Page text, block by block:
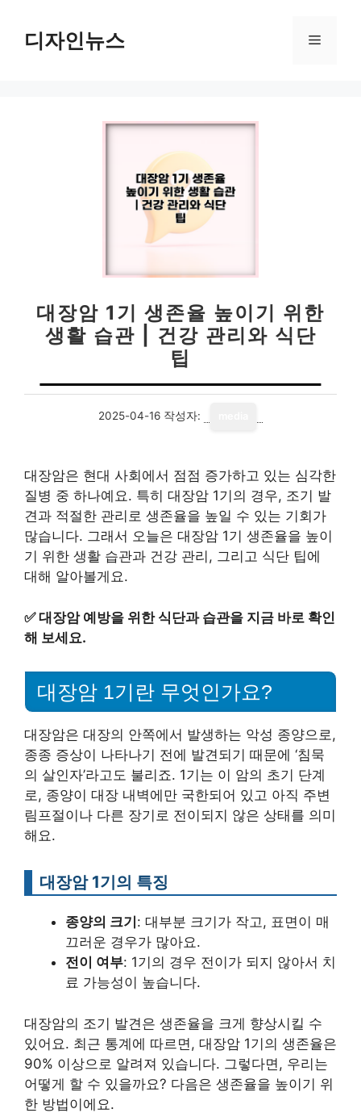
디자인뉴스 메
대장암 1기 생존율 높이기 위한
생활 습관 | 건강 관리와 식단
팁
2025-04-16 작성자:
대장암은 현대 사회에서 점점 증가하고 있는 심각한
질병 중 하나예요. 특히 대장암 1기의 경우, 조기 발
견과 적절한 관리로 생존율을 높일 수 있는 기회가
많습니다. 그래서 오늘은 대장암 1기 생존율을 높이
기 위한 생활 습관과 건강 관리, 그리고 식단 팁에
대해 알아볼게요.
✅대장암 예방을 위한 식단과 습관을 지금 바로 확인
해 보세요.
대장암 1기란 무엇인가요?
대장암은 대장의 안쪽에서 발생하는 악성 종양으로,
종종 증상이 나타나기 전에 발견되기 때문에 ‘침묵
의 살인자’라고도 불리죠. 1기는 이 암의 초기 단계
로, 종양이 대장 내벽에만 국한되어 있고 아직 주변
림프절이나 다른 장기로 전이되지 않은 상태를 의미
해요.
대장암 1기의 특징
종양의 크기 : 대부분 크기가 작고, 표면이 매
끄러운 경우가 많아요.
전이 여부: 1기의 경우 전이가 되지 않아서 치
료 가능성이 높습니다.
대장암의 조기 발견은 생존율을 크게 향상시킬 수
있어요. 최근 통계에 따르면, 대장암 1기의 생존율은
90% 이상으로 알려져 있습니다. 그렇다면, 우리는
어떻게 할 수 있을까요? 다음은 생존율을 높이기 위
한 방법이에요.